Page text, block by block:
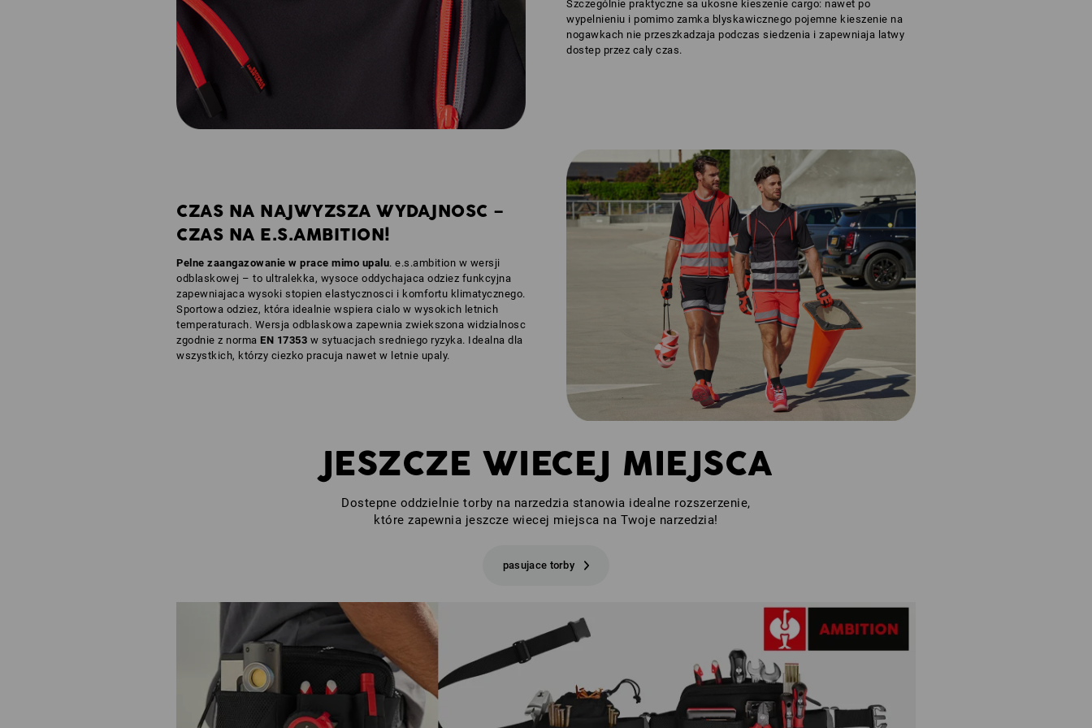
Szczególnie praktyczne sa ukosne kieszenie cargo: nawet po
wypelnieniu i pomimo zamka blyskawicznego pojemne kieszenie na
nogawkach nie przeszkadzaja podczas siedzenia i zapewniaja latwy
dostep przez caly czas.
CZAS NA NAJWYZSZA WYDAJNOSC –
CZAS NA E.S.AMBITION!
Pelne zaangazowanie w prace mimo upalu. e.s.ambition w wersji
odblaskowej – to ultralekka, wysoce oddychajaca odziez funkcyjna
zapewniajaca wysoki stopien elastycznosci i komfortu klimatycznego.
Sportowa odziez, która idealnie wspiera cialo w wysokich letnich
temperaturach. Wersja odblaskowa zapewnia zwiekszona widzialnosc
zgodnie z norma EN 17353 w sytuacjach sredniego ryzyka. Idealna dla
wszystkich, którzy ciezko pracuja nawet w letnie upaly.
JESZCZE WIECEJ MIEJSCA
Dostepne oddzielnie torby na narzedzia stanowia idealne rozszerzenie,
które zapewnia jeszcze wiecej miejsca na Twoje narzedzia!
pasujace torby